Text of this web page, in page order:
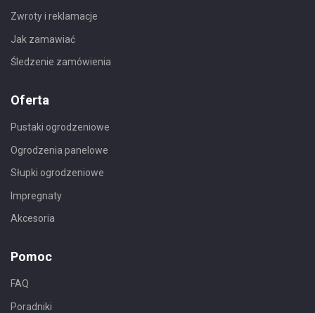
Zwroty i reklamacje
Jak zamawiać
Śledzenie zamówienia
Oferta
Pustaki ogrodzeniowe
Ogrodzenia panelowe
Słupki ogrodzeniowe
Impregnaty
Akcesoria
Pomoc
FAQ
Poradniki